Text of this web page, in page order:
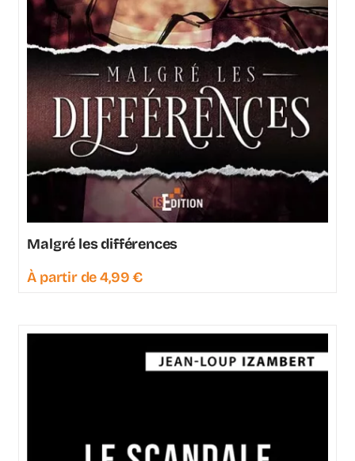
Malgré les différences
À partir de4,99€